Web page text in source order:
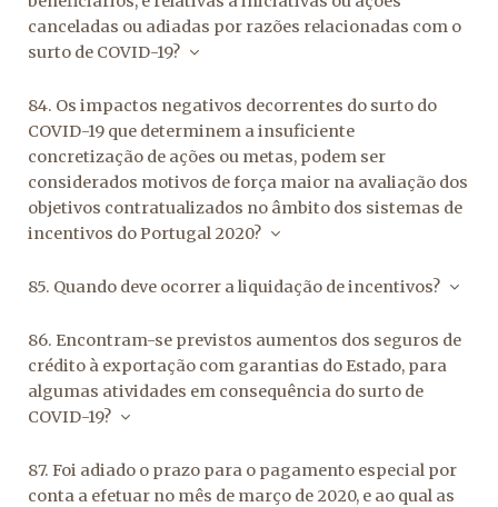
canceladas ou adiadas por razões relacionadas com o
surto de COVID-19?
84. Os impactos negativos decorrentes do surto do
COVID-19 que determinem a insuficiente
concretização de ações ou metas, podem ser
considerados motivos de força maior na avaliação dos
objetivos contratualizados no âmbito dos sistemas de
incentivos do Portugal 2020?
85. Quando deve ocorrer a liquidação de incentivos?
86. Encontram-se previstos aumentos dos seguros de
crédito à exportação com garantias do Estado, para
algumas atividades em consequência do surto de
COVID-19?
87. Foi adiado o prazo para o pagamento especial por
conta a efetuar no mês de março de 2020, e ao qual as